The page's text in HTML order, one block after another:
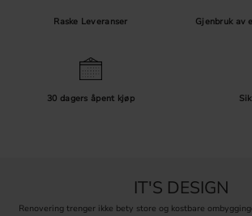
Raske Leveranser Gjenbruk av
30 dagers åpent kjøp
IT'S DESIGN
Renovering trenger ikke bety store og kostbare